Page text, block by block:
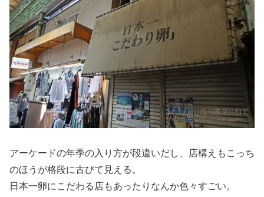
アーケードの年季の入り方が段違いだし、店構えもこっち
のほうが格段に古びて見える。
日本一卵にこだわる店もあったりなんか色々すごい。